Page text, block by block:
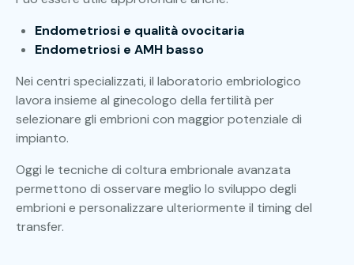
Endometriosi e qualità ovocitaria
Endometriosi e AMH basso
Nei centri specializzati, il laboratorio embriologico
lavora insieme al ginecologo della fertilità per
selezionare gli embrioni con maggior potenziale di
impianto.
Oggi le tecniche di coltura embrionale avanzata
permettono di osservare meglio lo sviluppo degli
embrioni e personalizzare ulteriormente il timing del
transfer.